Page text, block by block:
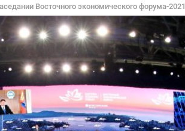
Восточного экономического форума-2021